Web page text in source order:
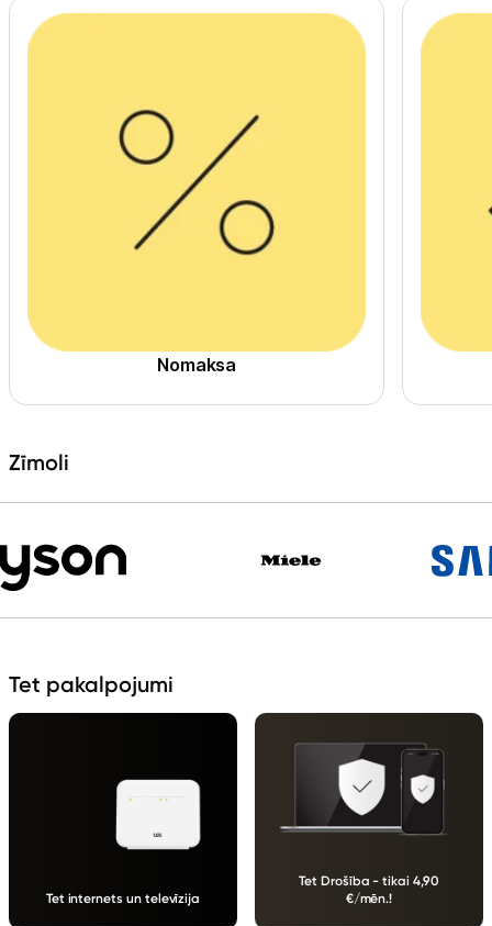
Nomaksa
Zīmoli
Tet pakalpojumi
Tet internets un televīzija
Tet Drošība - tikai 4,90
€/mēn.!